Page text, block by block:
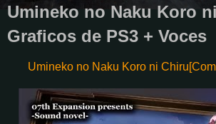
Umineko no Naku Koro
Graficos de PS3 + Voces
Umineko no Naku Koro ni